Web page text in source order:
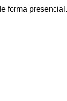
forma presencial.